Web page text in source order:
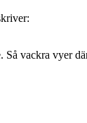
Så vackra vyer